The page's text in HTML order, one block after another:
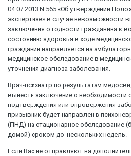
04.07.2013 N 565 «Об утверждении
экспертизе» в случае невозможности
заключения о годности гражданина к
состоянию здоровья в ходе
гражданин направляется на
медицинское обследование в
уточнения диагноза заболевания.
Врач-психиатр по результатам
вынести заключение о необходимости
подтверждения или опровержения
призывник будет направлен в
(ПНД) на стационарное обследование
домой) сроком до нескольких недель.
Если Вас не отправляют на